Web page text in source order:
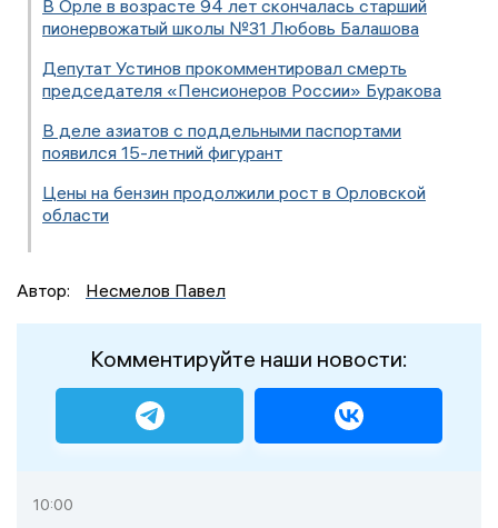
В Орле в возрасте 94 лет скончалась старший
пионервожатый школы №31 Любовь Балашова
Депутат Устинов прокомментировал смерть
председателя «Пенсионеров России» Буракова
В деле азиатов с поддельными паспортами
появился 15-летний фигурант
Цены на бензин продолжили рост в Орловской
области
Автор: Несмелов Павел
Комментируйте наши новости:
10:00